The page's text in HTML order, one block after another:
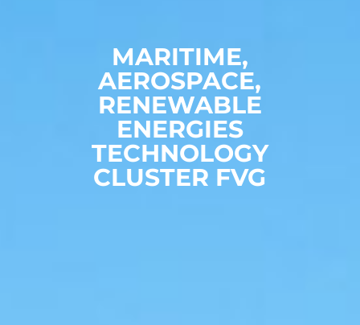
MARITIME,
AEROSPACE,
RENEWABLE
ENERGIES
TECHNOLOGY
CLUSTER FVG